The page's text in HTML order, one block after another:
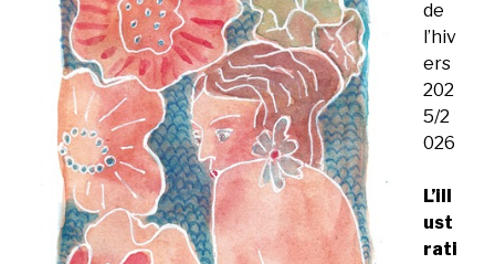
de
l’hiv
ers
202
5/2
026
L’ill
ust
rati